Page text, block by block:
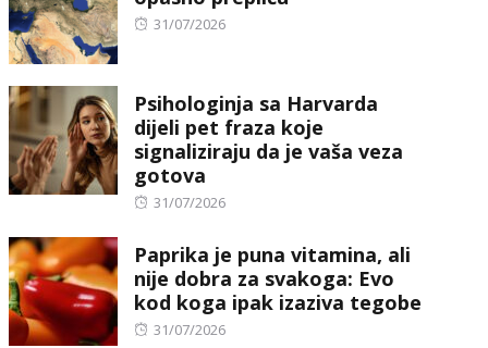
Posted
31/07/2026
Psihologinja sa Harvarda
dijeli pet fraza koje
signaliziraju da je vaša veza
gotova
Posted
31/07/2026
Paprika je puna vitamina, ali
nije dobra za svakoga: Evo
kod koga ipak izaziva tegobe
Posted
31/07/2026